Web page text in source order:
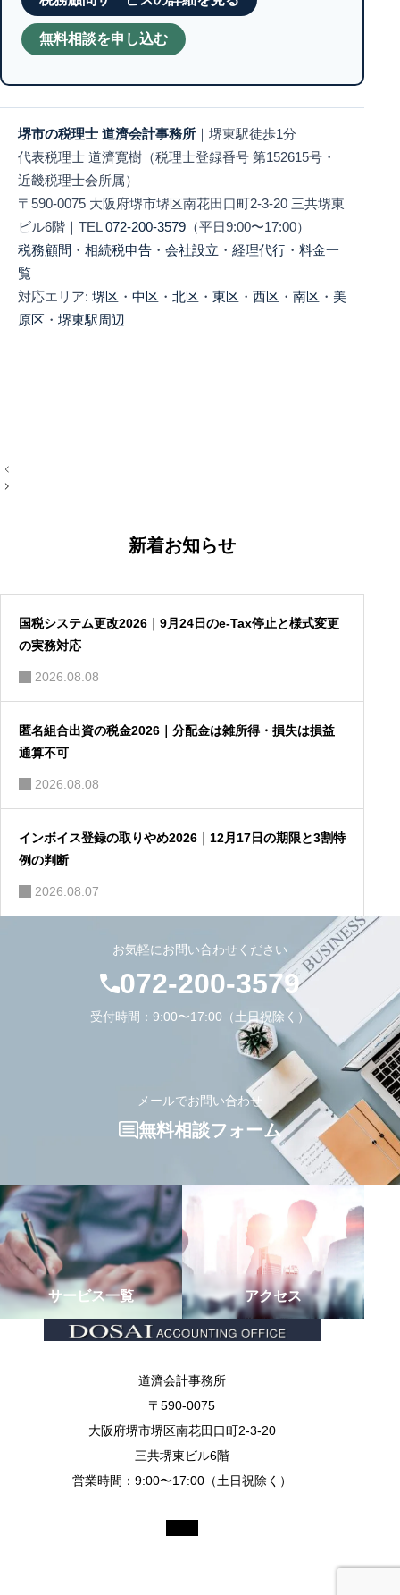
無料相談を申し込む
堺市の税理士 道濟会計事務所 ｜堺東駅徒歩1分
代表税理士 道濟寛樹（税理士登録番号 第152615号・
近畿税理士会所属）
〒590-0075 大阪府堺市堺区南花田口町2-3-20 三共堺東
ビル6階｜TEL072-200-3579 （平日9:00〜17:00）
税務顧問 ・ 相続税申告 ・ 会社設立 ・ 経理代行 ・ 料金一
覧
対応エリア: 堺区 ・ 中区 ・ 北区 ・ 東区 ・ 西区 ・ 南区 ・ 美
原区 ・ 堺東駅周辺
投
稿
新着お知らせ
国税システム更改2026｜9月24日のe-Tax停止と様式変更
の実務対応
2026.08.08
匿名組合出資の税金2026｜分配金は雑所得・損失は損益
通算不可
2026.08.08
インボイス登録の取りやめ2026｜12月17日の期限と3割特
例の判断
2026.08.07
お気軽にお問い合わせください
072-200-3579
受付時間：9:00〜17:00（土日祝除く）
メールでお問い合わせ
無料相談フォーム
サービス一覧 アクセス
道濟会計事務所
〒590-0075
大阪府堺市堺区南花田口町2-3-20
三共堺東ビル6階
営業時間：9:00〜17:00（土日祝除く）